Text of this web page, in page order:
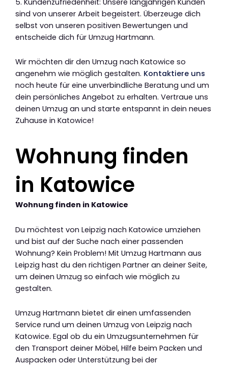
sind von unserer Arbeit begeistert. Überzeuge dich
selbst von unseren positiven Bewertungen und
entscheide dich für Umzug Hartmann.
Wir möchten dir den Umzug nach Katowice so
angenehm wie möglich gestalten. Kontaktiere uns
noch heute für eine unverbindliche Beratung und um
dein persönliches Angebot zu erhalten. Vertraue uns
deinen Umzug an und starte entspannt in dein neues
Zuhause in Katowice!
Wohnung finden
in Katowice
Wohnung finden in Katowice
Du möchtest von Leipzig nach Katowice umziehen
und bist auf der Suche nach einer passenden
Wohnung? Kein Problem! Mit Umzug Hartmann aus
Leipzig hast du den richtigen Partner an deiner Seite,
um deinen Umzug so einfach wie möglich zu
gestalten.
Umzug Hartmann bietet dir einen umfassenden
Service rund um deinen Umzug von Leipzig nach
Katowice. Egal ob du ein Umzugsunternehmen für
den Transport deiner Möbel, Hilfe beim Packen und
Auspacken oder Unterstützung bei der